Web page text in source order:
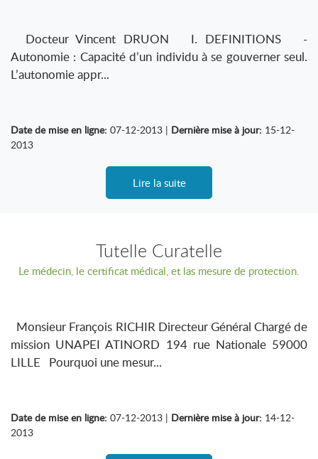
Docteur Vincent DRUON I. DEFINITIONS -
Autonomie : Capacité d’un individu à se gouverner seul.
L’autonomie appr...
Date de mise en ligne: 07-12-2013 | Dernière mise à jour: 15-12-
2013
Lire la suite
Tutelle Curatelle
Le médecin, le certificat médical, et las mesure de protection.
Monsieur François RICHIR Directeur Général Chargé de
mission UNAPEI ATINORD 194 rue Nationale 59000
LILLE Pourquoi une mesur...
Date de mise en ligne: 07-12-2013 | Dernière mise à jour: 14-12-
2013